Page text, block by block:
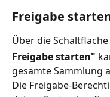
Freigabe
Über die Schaltfläche
Freigabe starten"
gesamte Sammlung
Die Freigabe-